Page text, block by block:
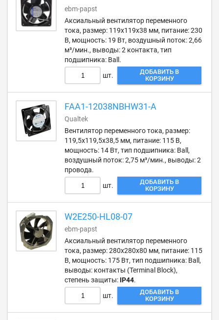
ebm-papst
Аксиальный вентилятор переменного
тока, размер: 119х119х38 мм, питание: 230
В, мощность: 19 Вт, воздушный поток: 2,66
м³/мин., выводы: 2 контакта, тип
подшипника: Ball.
шт.
ДОБАВИТЬ В
КОРЗИНУ
FAA1-12038NBHW31-A
Qualtek
Вентилятор переменного тока, размер:
119,5х119,5х38,5 мм, питание: 115 В,
мощность: 14 Вт, тип подшипника: Ball,
воздушный поток: 2,75 м³/мин., выводы: 2
провода.
шт.
ДОБАВИТЬ В
КОРЗИНУ
W2E250-HL08-07
ebm-papst
Аксиальный вентилятор переменного
тока, размер: 280х280х80 мм, питание: 115
В, мощность: 175 Вт, тип подшипника: Ball,
выводы: контакты (Terminal Block),
степень защиты: IP44.
шт.
ДОБАВИТЬ В
КОРЗИНУ